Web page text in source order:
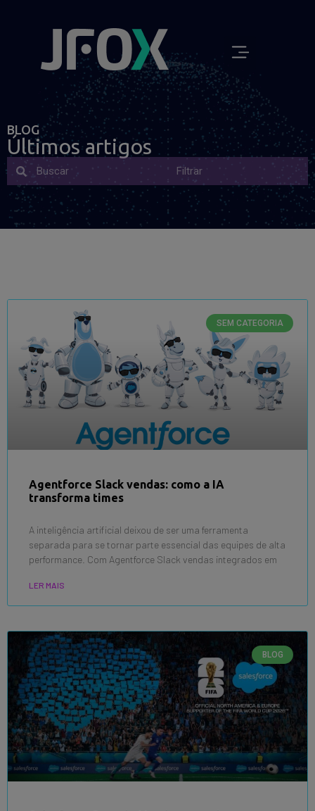
BLOG
Últimos artigos
SEM CATEGORIA
Agentforce Slack vendas: como a IA
transforma times
A inteligência artificial deixou de ser uma ferramenta
separada para se tornar parte essencial das equipes de alta
performance. Com Agentforce Slack vendas integrados em
LER MAIS
BLOG